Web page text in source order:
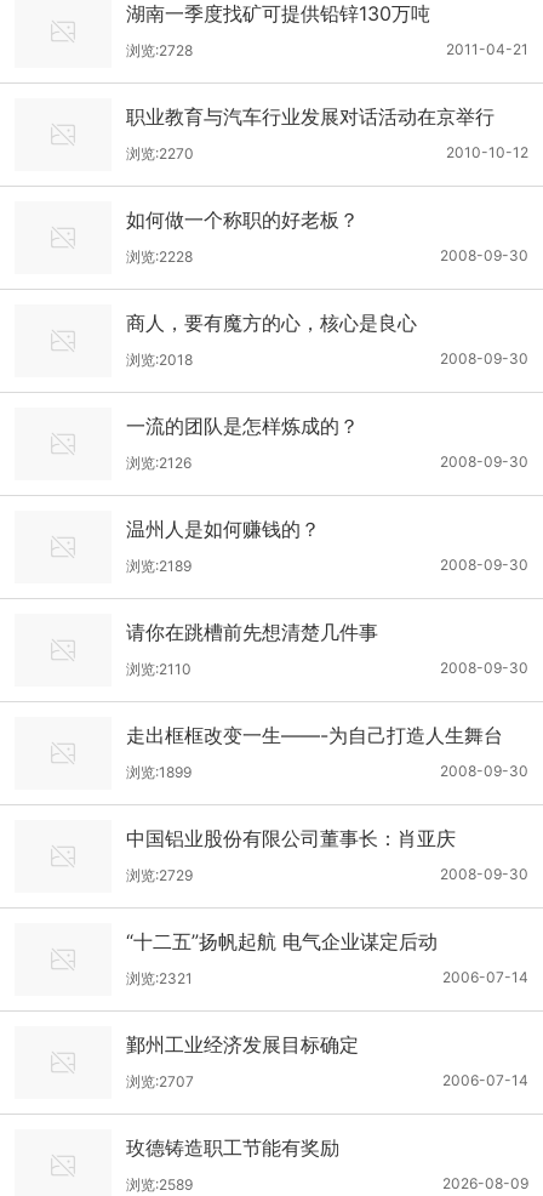
湖南一季度找矿可提供铅锌130万吨
2011-04-21
浏览:2728
职业教育与汽车行业发展对话活动在京举行
2010-10-12
浏览:2270
如何做一个称职的好老板？
2008-09-30
浏览:2228
商人，要有魔方的心，核心是良心
2008-09-30
浏览:2018
一流的团队是怎样炼成的？
2008-09-30
浏览:2126
温州人是如何赚钱的？
2008-09-30
浏览:2189
请你在跳槽前先想清楚几件事
2008-09-30
浏览:2110
走出框框改变一生——-为自己打造人生舞台
2008-09-30
浏览:1899
中国铝业股份有限公司董事长：肖亚庆
2008-09-30
浏览:2729
“十二五”扬帆起航 电气企业谋定后动
2006-07-14
浏览:2321
鄞州工业经济发展目标确定
2006-07-14
浏览:2707
玫德铸造职工节能有奖励
2026-08-09
浏览:2589